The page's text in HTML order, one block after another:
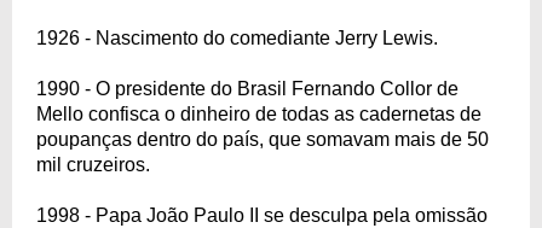
1926 - Nascimento do comediante Jerry Lewis.
1990 - O presidente do Brasil Fernando Collor de
Mello confisca o dinheiro de todas as cadernetas de
poupanças dentro do país, que somavam mais de 50
mil cruzeiros.
1998 - Papa João Paulo II se desculpa pela omissão